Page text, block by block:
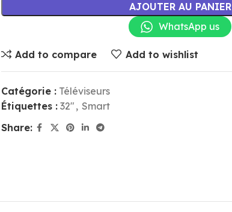
AJOUTER AU PANIER
WhatsApp us
Add to compare Add to wishlist
Catégorie : Téléviseurs
Étiquettes : 32" , Smart
Share: